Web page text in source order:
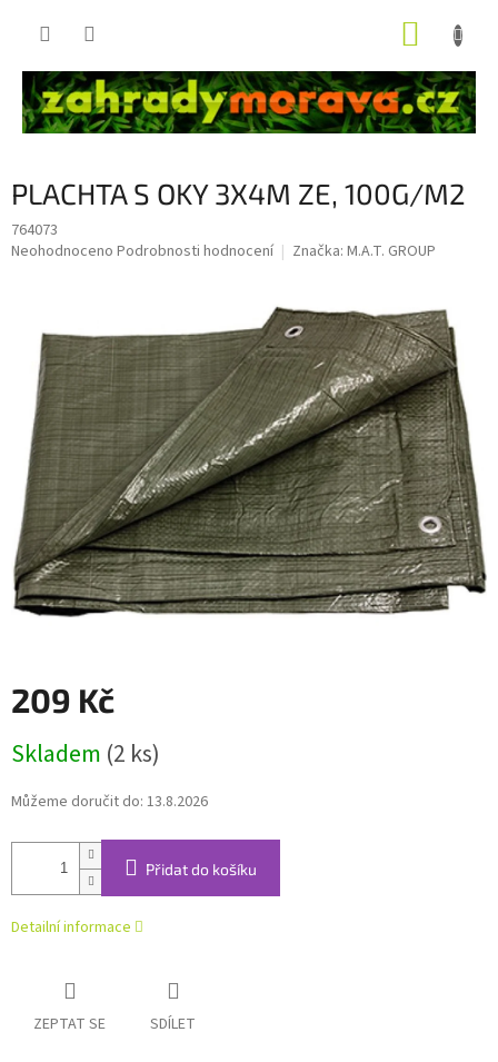
PLACHTA S OKY 3X4M ZE, 100G/M2
764073
Průměrné
hvězdiček.
Neohodnoceno Podrobnosti hodnocení Značka: M.A.T. GROUP
209 Kč
cena:
Skladem (2 ks)
Můžeme doručit do: 13.8.2026
Přidat do košíku
Detailní informace
ZEPTAT SE SDÍLET